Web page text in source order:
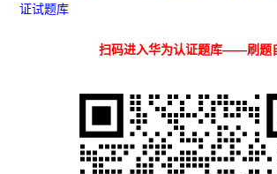
证试题库
扫码进入华为认证题库——刷题